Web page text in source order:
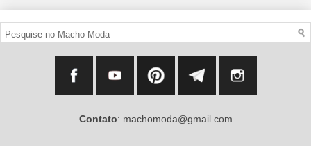
Contato: machomoda@gmail.com